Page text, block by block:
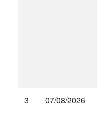
3 07/08/2026